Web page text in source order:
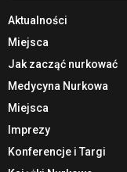
Aktualności
Miejsca
Jak zacząć nurkować
Medycyna Nurkowa
Miejsca
Imprezy
Konferencje i Targi